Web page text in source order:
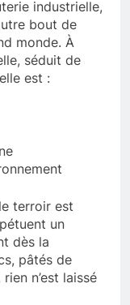
industrielle,
bout de
monde. À
séduit de
est :
terroir est
un
dès la
pâtés de
n’est laissé